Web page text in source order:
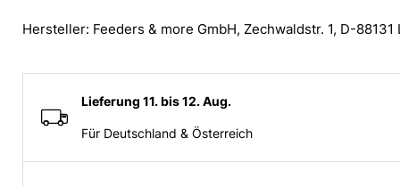
Hersteller: Feeders & more GmbH, Zechwaldstr. 1, D-
Lieferung 11. bis 12. Aug.
Für Deutschland & Österreich